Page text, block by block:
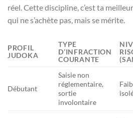
réel. Cette discipline, c’est ta
qui ne s’achète pas, mais se mérite.
PROFIL
JUDOKA
TYPE
D’INFRACTION
COURANTE
Débutant
Saisie non
réglementaire,
sortie
involontaire